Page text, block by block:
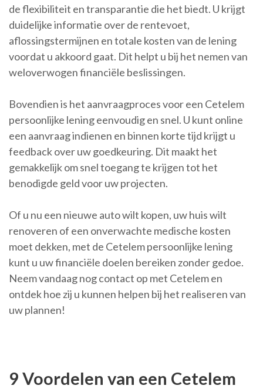
de flexibiliteit en transparantie die het biedt. U krijgt
duidelijke informatie over de rentevoet,
aflossingstermijnen en totale kosten van de lening
voordat u akkoord gaat. Dit helpt u bij het nemen van
weloverwogen financiële beslissingen.
Bovendien is het aanvraagproces voor een Cetelem
persoonlijke lening eenvoudig en snel. U kunt online
een aanvraag indienen en binnen korte tijd krijgt u
feedback over uw goedkeuring. Dit maakt het
gemakkelijk om snel toegang te krijgen tot het
benodigde geld voor uw projecten.
Of u nu een nieuwe auto wilt kopen, uw huis wilt
renoveren of een onverwachte medische kosten
moet dekken, met de Cetelem persoonlijke lening
kunt u uw financiële doelen bereiken zonder gedoe.
Neem vandaag nog contact op met Cetelem en
ontdek hoe zij u kunnen helpen bij het realiseren van
uw plannen!
9 Voordelen van een Cetelem